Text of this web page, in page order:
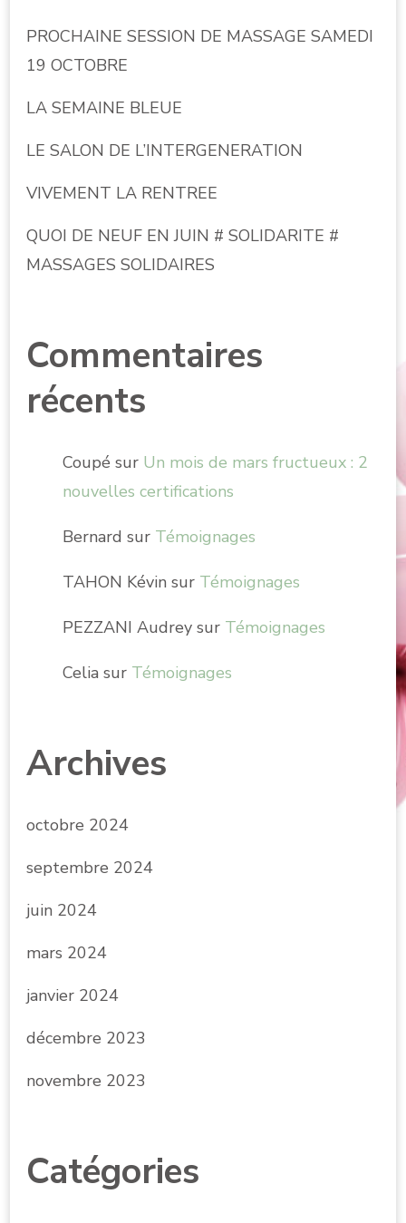
PROCHAINE SESSION DE MASSAGE SAMEDI
19 OCTOBRE
LA SEMAINE BLEUE
LE SALON DE L’INTERGENERATION
VIVEMENT LA RENTREE
QUOI DE NEUF EN JUIN # SOLIDARITE #
MASSAGES SOLIDAIRES
Commentaires
récents
Coupé sur Un mois de mars fructueux : 2
nouvelles certifications
Bernard sur Témoignages
TAHON Kévin sur Témoignages
PEZZANI Audrey sur Témoignages
Celia sur Témoignages
Archives
octobre 2024
septembre 2024
juin 2024
mars 2024
janvier 2024
décembre 2023
novembre 2023
Catégories